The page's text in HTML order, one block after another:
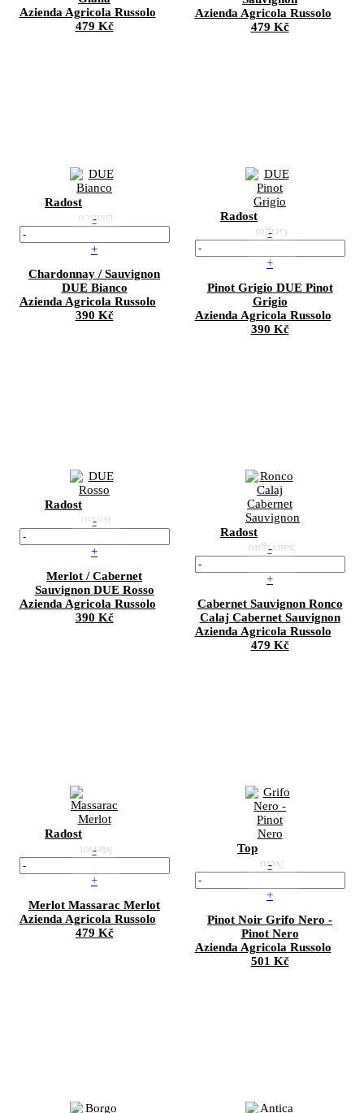
Azienda Agricola Russolo
479 Kč
Azienda Agricola Russolo
479 Kč
Radost
-
+
Chardonnay / Sauvignon
DUE Bianco
Azienda Agricola Russolo
390 Kč
Radost
-
+
Pinot Grigio DUE Pinot
Grigio
Azienda Agricola Russolo
390 Kč
Radost
-
+
Merlot / Cabernet
Sauvignon DUE Rosso
Azienda Agricola Russolo
390 Kč
Radost
-
+
Cabernet Sauvignon Ronco
Calaj Cabernet Sauvignon
Azienda Agricola Russolo
479 Kč
Radost
-
+
Merlot Massarac Merlot
Azienda Agricola Russolo
479 Kč
Top
-
+
Pinot Noir Grifo Nero -
Pinot Nero
Azienda Agricola Russolo
501 Kč